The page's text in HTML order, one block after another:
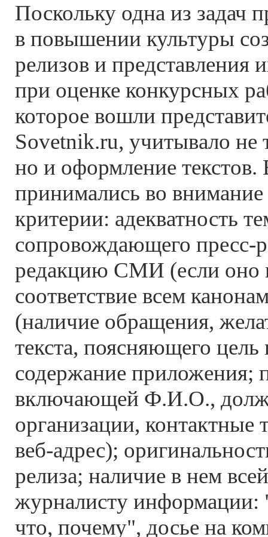
Поскольку одна из задач
в повышении культуры
релизов и
при оценке конкурсных
которое вошли
Sovetnik.ru, учитывало не
но и оформление текстов.
принимались во
критерии: адекватность
сопровождающего пресс-
редакцию СМИ (если оно
соответствие всем
(наличие обращения,
текста, поясняющего цель
содержание приложения;
включающей Ф.И.О.,
организации, контактные
веб-адрес);
релиза; наличие в нем
журналисту информации:
что, почему", досье на